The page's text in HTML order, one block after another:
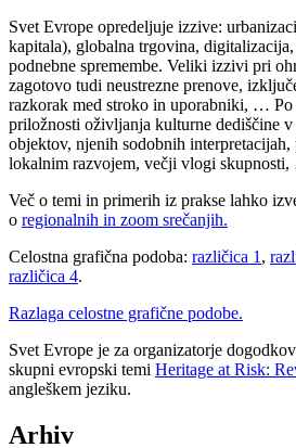
Svet Evrope opredeljuje izzive:
kapitala), globalna trgovina,
podnebne spremembe. Veliki izzivi pri
zagotovo tudi neustrezne prenove,
razkorak med stroko in uporabniki, … Po
priložnosti oživljanja kulturne dediščine
objektov, njenih sodobnih
lokalnim razvojem, večji vlogi
Več o temi in primerih iz prakse lahko
o regionalnih in zoom srečanjih.
Celostna grafična podoba: različica 1 ,
različica 4.
Razlaga celostne grafične podobe.
Svet Evrope je za organizatorje
skupni evropski temi Heritage at Risk:
angleškem jeziku.
Arhiv